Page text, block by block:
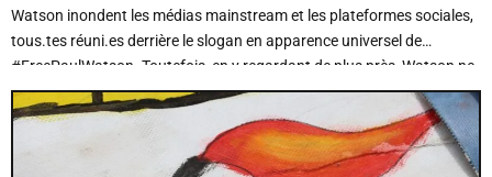
Watson inondent les médias mainstream et les plateformes sociales,
tous.tes réuni.es derrière le slogan en apparence universel de
#FreePaulWatson. Toutefois, en y regardant de plus près, Watson ne
paraît pas si facilement défendable. De ses liens avérés avec les
sphères d’extrême-droite, en passant par son malthusianisme
assumé et le véritable culte de la personnalité qui lui est voué, la figure
de Paul Watson devrait être plus clivante, notamment pour permettre